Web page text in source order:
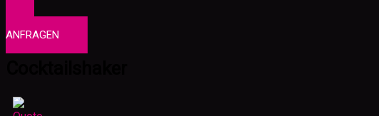
PRODUKTE
ANFRAGEN